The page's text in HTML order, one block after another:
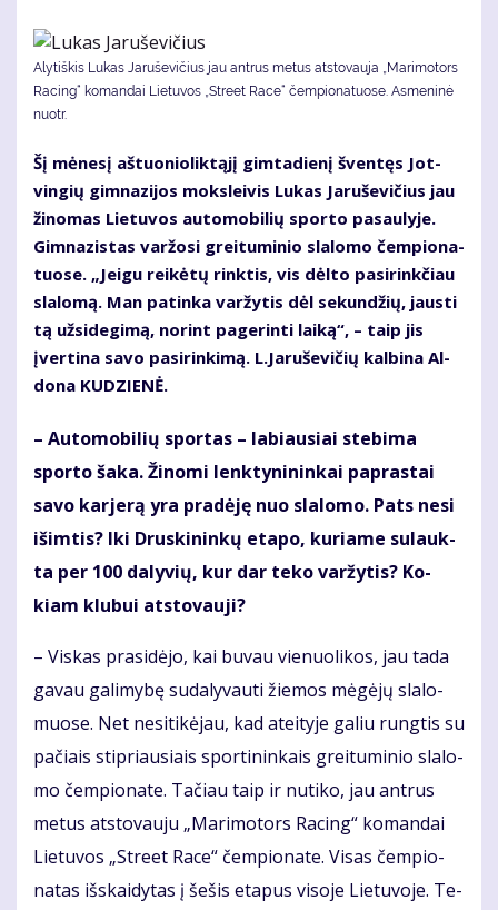
Alytiškis Lukas Jaruševičius jau antrus metus atstovauja „Marimotors
Racing“ komandai Lietuvos „Street Race“ čempionatuose. Asmeninė
nuotr.
Šį mė­ne­sį aš­tuo­nio­lik­tą­jį gim­ta­die­nį šven­tęs Jot­
vin­gių gim­na­zi­jos moks­lei­vis Lu­kas Ja­ru­še­vi­čius jau
ži­no­mas Lie­tu­vos au­to­mo­bi­lių spor­to pa­sau­ly­je.
Gim­na­zis­tas var­žo­si grei­tu­mi­nio sla­lo­mo čem­pio­na­
tuo­se. „Jei­gu rei­kė­tų rink­tis, vis dėl­to pa­si­rink­čiau
sla­lo­mą. Man pa­tin­ka var­žy­tis dėl se­kun­džių, jaus­ti
tą už­si­de­gi­mą, no­rint pa­ge­rin­ti lai­ką“, – taip jis
įver­ti­na sa­vo pa­si­rin­ki­mą. L.Ja­ru­še­vi­čių kal­bi­na Al­
do­na KU­DZIE­NĖ.
– Au­to­mo­bi­lių spor­tas – la­biau­siai ste­bi­ma
spor­to ša­ka. Ži­no­mi lenk­ty­ni­nin­kai pa­pras­tai
sa­vo kar­je­rą yra pra­dė­ję nuo sla­lo­mo. Pats ne­si
iš­im­tis? Iki Drus­ki­nin­kų eta­po, ku­ria­me su­lauk­
ta per 100 da­ly­vių, kur dar te­ko var­žy­tis? Ko­
kiam klu­bui at­sto­vau­ji?
– Vis­kas pra­si­dė­jo, kai bu­vau vie­nuo­li­kos, jau ta­da
ga­vau ga­li­my­bę su­da­ly­vau­ti žie­mos mė­gė­jų sla­lo­
muo­se. Net ne­si­ti­kė­jau, kad at­ei­ty­je ga­liu rung­tis su
pa­čiais stip­riau­siais spor­ti­nin­kais grei­tu­mi­nio sla­lo­
mo čem­pio­na­te. Ta­čiau taip ir nu­ti­ko, jau ant­rus
me­tus at­sto­vau­ju „Ma­ri­mo­tors Ra­cing“ ko­man­dai
Lie­tu­vos „Stre­et Ra­ce“ čem­pio­na­te. Vi­sas čem­pio­
na­tas iš­skai­dy­tas į še­šis eta­pus vi­so­je Lie­tu­vo­je. Te­